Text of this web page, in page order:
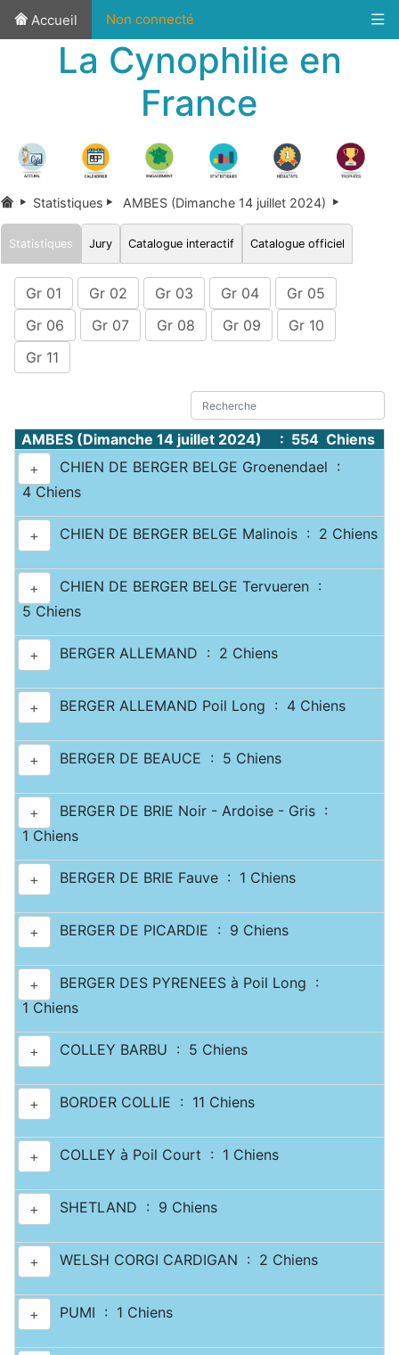
Accueil Non connecté
La Cynophilie en
France
Statistiques AMBES (Dimanche 14 juillet 2024)
Statistiques Jury Catalogue interactif Catalogue officiel
Gr 01 Gr 02 Gr 03 Gr 04
Gr 05
Gr 06
Gr 07 Gr 08 Gr 09
Gr 10
Gr 11
AMBES (Dimanche 14 juillet 2024) : 554 Chiens
+
CHIEN DE BERGER BELGE Groenendael :
4 Chiens
+ CHIEN DE BERGER BELGE Malinois : 2 Chiens
+
CHIEN DE BERGER BELGE Tervueren :
5 Chiens
+ BERGER ALLEMAND : 2 Chiens
+ BERGER ALLEMAND Poil Long : 4 Chiens
+ BERGER DE BEAUCE : 5 Chiens
+
BERGER DE BRIE Noir - Ardoise - Gris :
1 Chiens
+ BERGER DE BRIE Fauve : 1 Chiens
+ BERGER DE PICARDIE : 9 Chiens
+
BERGER DES PYRENEES à Poil Long :
1 Chiens
+ COLLEY BARBU : 5 Chiens
+ BORDER COLLIE : 11 Chiens
+ COLLEY à Poil Court : 1 Chiens
+ SHETLAND : 9 Chiens
+ WELSH CORGI CARDIGAN : 2 Chiens
+ PUMI : 1 Chiens